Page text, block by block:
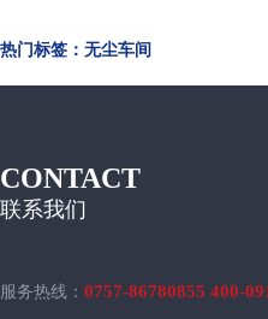
热门标签：无尘车间
CONTACT
联系我们
服务热线： 0757-86780855 400-